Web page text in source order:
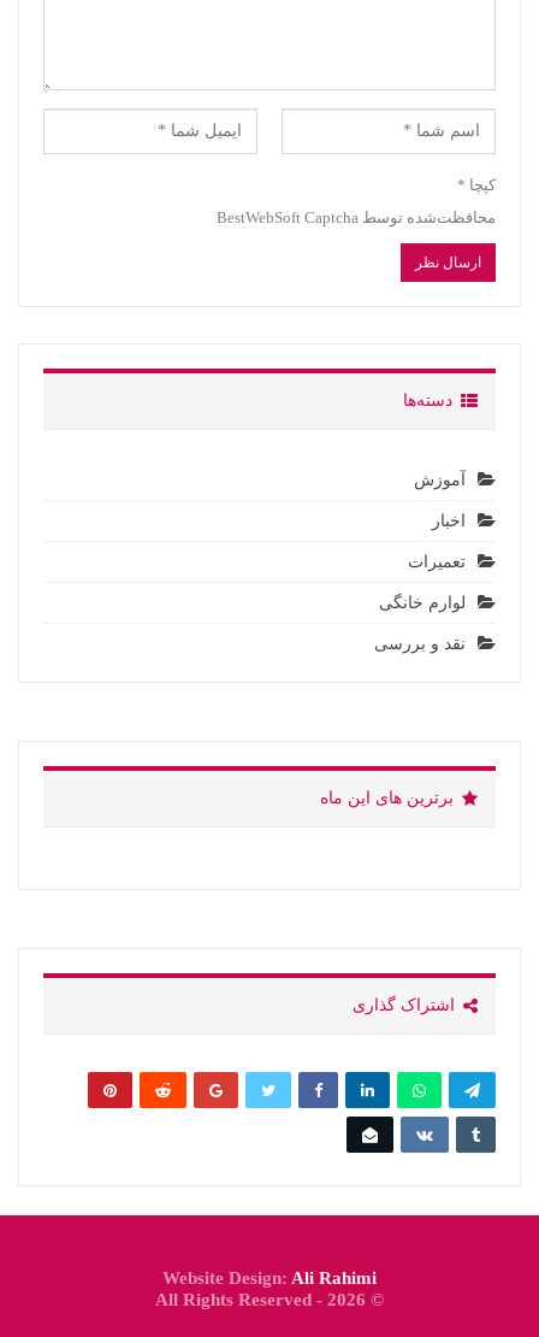
کپچا *
محافظت‌شده توسط BestWebSoft Captcha
دسته‌ها
آموزش
اخبار
تعمیرات
لوارم خانگی
نقد و بررسی
برترین های این ماه
اشتراک گذاری
Website Design: Ali Rahimi
© 2026 - All Rights Reserved